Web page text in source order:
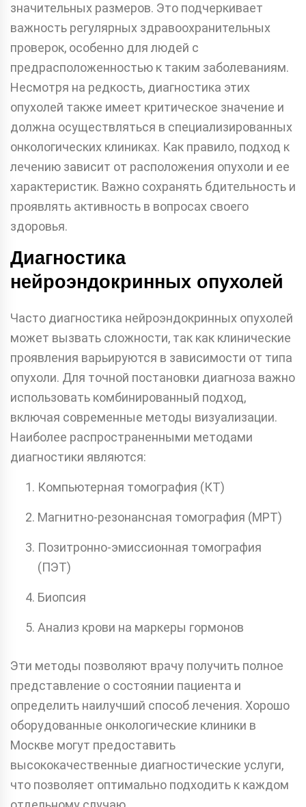
значительных размеров. Это подчеркивает
важность регулярных здравоохранительных
проверок, особенно для людей с
предрасположенностью к таким заболеваниям.
Несмотря на редкость, диагностика этих
опухолей также имеет критическое значение и
должна осуществляться в специализированных
онкологических клиниках. Как правило, подход к
лечению зависит от расположения опухоли и ее
характеристик. Важно сохранять бдительность и
проявлять активность в вопросах своего
здоровья.
Диагностика
нейроэндокринных опухолей
Часто диагностика нейроэндокринных опухолей
может вызвать сложности, так как клинические
проявления варьируются в зависимости от типа
опухоли. Для точной постановки диагноза важно
использовать комбинированный подход,
включая современные методы визуализации.
Наиболее распространенными методами
диагностики являются:
Компьютерная томография (КТ)
Магнитно-резонансная томография (МРТ)
Позитронно-эмиссионная томография
(ПЭТ)
Биопсия
Анализ крови на маркеры гормонов
Эти методы позволяют врачу получить полное
представление о состоянии пациента и
определить наилучший способ лечения. Хорошо
оборудованные онкологические клиники в
Москве могут предоставить
высококачественные диагностические услуги,
что позволяет оптимально подходить к каждом